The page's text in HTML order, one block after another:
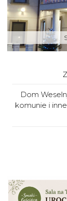
Dom
komunie i